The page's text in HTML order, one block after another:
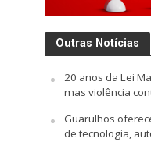
Outras Notícias
20 anos da Lei
mas violência
Guarulhos
de tecnologia,